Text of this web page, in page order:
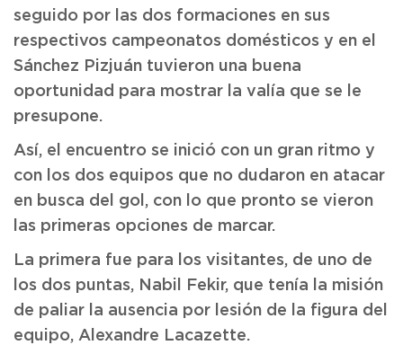
seguido por las dos formaciones en sus
respectivos campeonatos domésticos y en el
Sánchez Pizjuán tuvieron una buena
oportunidad para mostrar la valía que se le
presupone.
Así, el encuentro se inició con un gran ritmo y
con los dos equipos que no dudaron en atacar
en busca del gol, con lo que pronto se vieron
las primeras opciones de marcar.
La primera fue para los visitantes, de uno de
los dos puntas, Nabil Fekir, que tenía la misión
de paliar la ausencia por lesión de la figura del
equipo, Alexandre Lacazette.